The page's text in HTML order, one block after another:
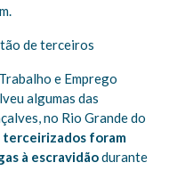
de terceiros
e Emprego
algumas das
no Rio Grande do
foram
à escravidãodurante